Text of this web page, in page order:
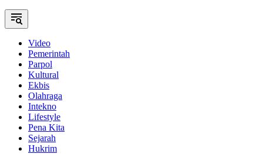
Video
Pemerintah
Parpol
Kultural
Ekbis
Olahraga
Intekno
Lifestyle
Pena Kita
Sejarah
Hukrim